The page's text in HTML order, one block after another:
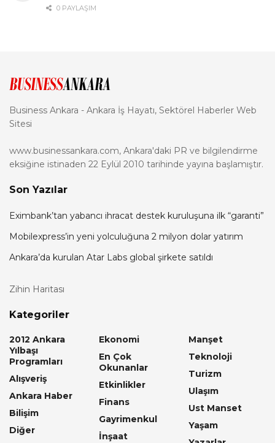
0 PAYLAŞIM
Business Ankara - Ankara İş Hayatı, Sektörel Haberler Web
Sitesi
www.businessankara.com, Ankara'daki PR ve bilgilendirme
eksiğine istinaden 22 Eylül 2010 tarihinde yayına başlamıştır.
Son Yazılar
Eximbank’tan yabancı ihracat destek kuruluşuna ilk “garanti”
Mobilexpress’in yeni yolculuğuna 2 milyon dolar yatırım
Ankara’da kurulan Atar Labs global şirkete satıldı
Zihin Haritası
Kategoriler
2012 Ankara
Yılbaşı
Programları
Alışveriş
Ankara Haber
Bilişim
Diğer
Ekonomi
En Çok
Okunanlar
Etkinlikler
Finans
Gayrimenkul
İnşaat
Manşet
Teknoloji
Turizm
Ulaşım
Ust Manset
Yaşam